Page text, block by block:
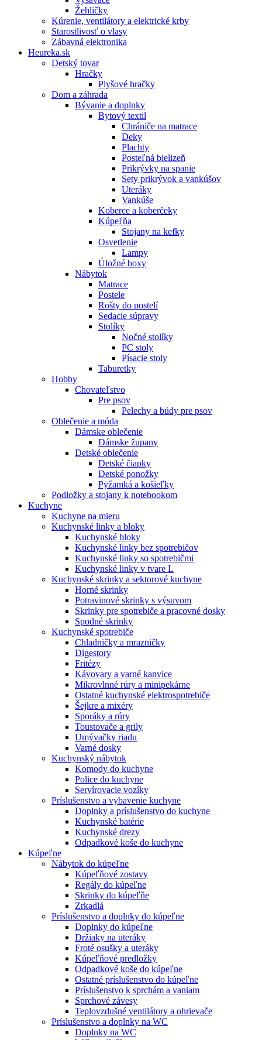
Žehličky
Kúrenie, ventilátory a elektrické krby
Starostlivosť o vlasy
Zábavná elektronika
Heureka.sk
Detský tovar
Hračky
Plyšové hračky
Dom a záhrada
Bývanie a doplnky
Bytový textil
Chrániče na matrace
Deky
Plachty
Posteľná bielizeň
Prikrývky na spanie
Sety prikrývok a vankúšov
Uteráky
Vankúše
Koberce a koberčeky
Kúpeľňa
Stojany na kefky
Osvetlenie
Lampy
Úložné boxy
Nábytok
Matrace
Postele
Rošty do postelí
Sedacie súpravy
Stolíky
Nočné stolíky
PC stoly
Písacie stoly
Taburetky
Hobby
Chovateľstvo
Pre psov
Pelechy a búdy pre psov
Oblečenie a móda
Dámske oblečenie
Dámske župany
Detské oblečenie
Detské čiapky
Detské ponožky
Pyžamká a košieľky
Podložky a stojany k notebookom
Kuchyne
Kuchyne na mieru
Kuchynské linky a bloky
Kuchynské bloky
Kuchynské linky bez spotrebičov
Kuchynské linky so spotrebičmi
Kuchynské linky v tvare L
Kuchynské skrinky a sektorové kuchyne
Horné skrinky
Potravinové skrinky s výsuvom
Skrinky pre spotrebiče a pracovné dosky
Spodné skrinky
Kuchynské spotrebiče
Chladničky a mrazničky
Digestory
Fritézy
Kávovary a varné kanvice
Mikrovlnné rúry a minipekárne
Ostatné kuchynské elektrospotrebiče
Šejkre a mixéry
Sporáky a rúry
Toustovače a grily
Umývačky riadu
Varné dosky
Kuchynský nábytok
Komody do kuchyne
Police do kuchyne
Servírovacie vozíky
Príslušenstvo a vybavenie kuchyne
Doplnky a príslušenstvo do kuchyne
Kuchynské batérie
Kuchynské drezy
Odpadkové koše do kuchyne
Kúpeľne
Nábytok do kúpeľne
Kúpeľňové zostavy
Regály do kúpeľne
Skrinky do kúpeľňe
Zrkadlá
Príslušenstvo a doplnky do kúpeľne
Doplnky do kúpeľne
Držiaky na uteráky
Froté osušky a uteráky
Kúpeľňové predložky
Odpadkové koše do kúpeľne
Ostatné príslušenstvo do kúpeľne
Príslušenstvo k sprchám a vaniam
Sprchové závesy
Teplovzdušné ventilátory a ohrievače
Príslušenstvo a doplnky na WC
Doplnky na WC